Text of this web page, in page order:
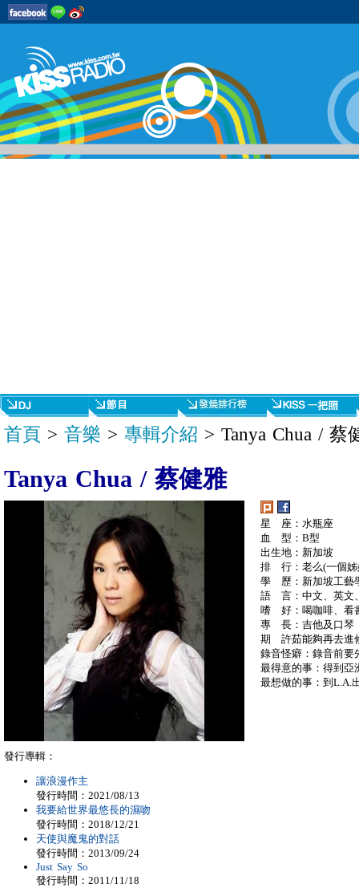
首頁 > 音樂 > 專輯介紹 > Tanya Chua / 蔡
Tanya Chua / 蔡健雅
星 座：水瓶座
血 型：B型
出生地：新加坡
排 行：老么(一個姊
學 歷：新加坡工藝
語 言：中文、英文
嗜 好：喝咖啡、看
專 長：吉他及口琴
期 許茹能夠再去進
錄音怪癖：錄音前要
最得意的事：得到亞
最想做的事：到L.A.
發行專輯：
讓浪漫作主
發行時間：2021/08/13
我要給世界最悠長的濕吻
發行時間：2018/12/21
天使與魔鬼的對話
發行時間：2013/09/24
Just Say So
發行時間：2011/11/18